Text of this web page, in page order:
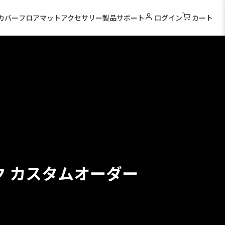
バーフロアマットアクセサリー製品サポート ログイン カート
カスタムオーダー